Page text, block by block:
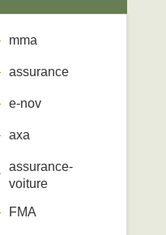
mma
assurance
e-nov
axa
assurance-
voiture
FMA